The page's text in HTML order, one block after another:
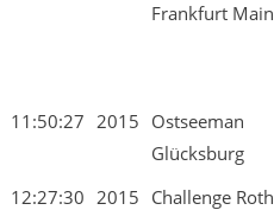
Frankfurt Main
11:50:27 2015 Ostseeman
Glücksburg
12:27:30 2015 Challenge Roth